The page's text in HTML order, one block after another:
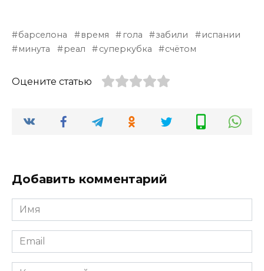
барселона время гола забили
испании
минута
реал суперкубка счётом
Оцените статью
Добавить комментарий
Имя
*
Email
*
Комментарий